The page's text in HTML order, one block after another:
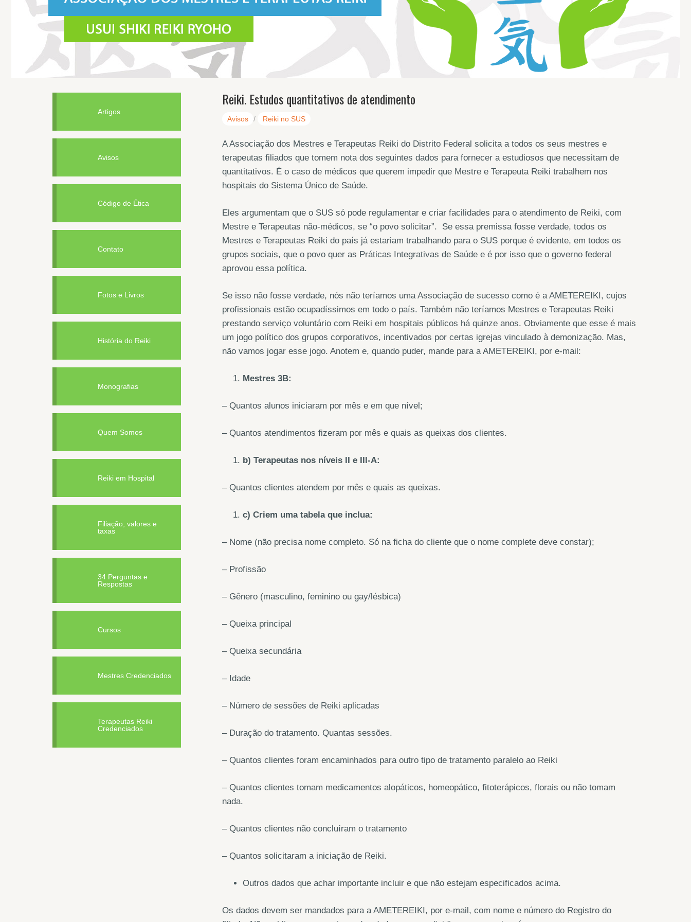
Reiki. Estudos quantitativos de atendimento
Avisos / Reiki no SUS
A Associação dos Mestres e Terapeutas Reiki do Distrito Federal solicita a todos os seus mestres e
terapeutas filiados que tomem nota dos seguintes dados para fornecer a estudiosos que necessitam de
quantitativos. É o caso de médicos que querem impedir que Mestre e Terapeuta Reiki trabalhem nos
hospitais do Sistema Único de Saúde.
Eles argumentam que o SUS só pode regulamentar e criar facilidades para o atendimento de Reiki, com
Mestre e Terapeutas não-médicos, se “o povo solicitar”. Se essa premissa fosse verdade, todos os
Mestres e Terapeutas Reiki do país já estariam trabalhando para o SUS porque é evidente, em todos os
grupos sociais, que o povo quer as Práticas Integrativas de Saúde e é por isso que o governo federal
aprovou essa política.
Se isso não fosse verdade, nós não teríamos uma Associação de sucesso como é a AMETEREIKI, cujos
profissionais estão ocupadíssimos em todo o país. Também não teríamos Mestres e Terapeutas Reiki
prestando serviço voluntário com Reiki em hospitais públicos há quinze anos. Obviamente que esse é mais
um jogo político dos grupos corporativos, incentivados por certas igrejas vinculado à demonização. Mas,
não vamos jogar esse jogo. Anotem e, quando puder, mande para a AMETEREIKI, por e-mail:
Mestres 3B:
– Quantos alunos iniciaram por mês e em que nível;
– Quantos atendimentos fizeram por mês e quais as queixas dos clientes.
b) Terapeutas nos níveis II e III-A:
– Quantos clientes atendem por mês e quais as queixas.
c) Criem uma tabela que inclua:
– Nome (não precisa nome completo. Só na ficha do cliente que o nome complete deve constar);
– Profissão
– Gênero (masculino, feminino ou gay/lésbica)
– Queixa principal
– Queixa secundária
– Idade
– Número de sessões de Reiki aplicadas
– Duração do tratamento. Quantas sessões.
– Quantos clientes foram encaminhados para outro tipo de tratamento paralelo ao Reiki
– Quantos clientes tomam medicamentos alopáticos, homeopático, fitoterápicos, florais ou não tomam
nada.
– Quantos clientes não concluíram o tratamento
– Quantos solicitaram a iniciação de Reiki.
Outros dados que achar importante incluir e que não estejam especificados acima.
Os dados devem ser mandados para a AMETEREIKI, por e-mail, com nome e número do Registro do
Artigos
Avisos
Código de Ética
Contato
Fotos e Livros
História do Reiki
Monografias
Quem Somos
Reiki em Hospital
Filiação, valores e
taxas
34 Perguntas e
Respostas
Cursos
Mestres Credenciados
Terapeutas Reiki
Credenciados